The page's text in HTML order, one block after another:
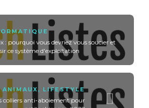
: pourquoi vous devriez vous soucier et
ce système d'exploitation
ANIMAUX , LIFESTYLE
colliers anti-aboiement pour